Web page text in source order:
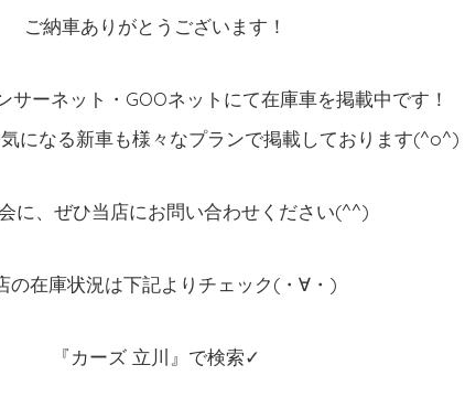
ご納車ありがとうございます！
サーネット・GOOネットにて在庫車を掲載中です！
になる新車も様々なプランで掲載しております(^o^)
に、ぜひ当店にお問い合わせください(^^)
の在庫状況は下記よりチェック(・∀・)
『カーズ 立川』で検索✓